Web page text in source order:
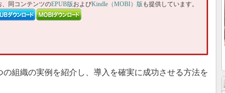
、同コンテンツのEPUB版およびKindle（MOBI）版 も提供しています。
組織の実例を紹介し、導入を確実に成功させる方法を